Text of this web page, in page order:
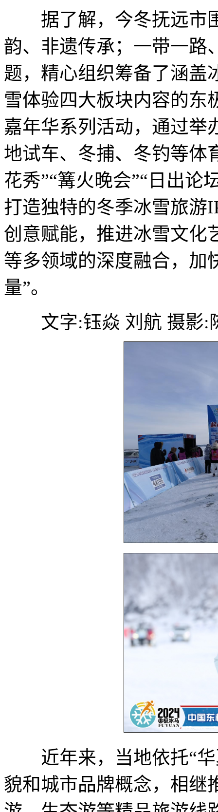
据了解，今冬抚远市围
韵、非遗传承；一带一路
题，精心组织筹备了涵盖
雪体验四大板块内容的东
嘉年华系列活动，通过举
地试车、冬捕、冬钓等体
花秀”“篝火晚会”“日出论
打造独特的冬季冰雪旅游
创意赋能，推进冰雪文化
等多领域的深度融合，加
量”。
文字:钰焱 刘航 摄影:
近年来，当地依托“华
貌和城市品牌概念，相继